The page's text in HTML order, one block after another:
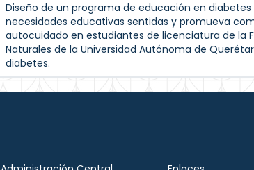
Diseño de un programa de educación en diabetes
necesidades educativas sentidas y promueva
autocuidado en estudiantes de licenciatura de la
Naturales de la Universidad Autónoma de
diabetes.